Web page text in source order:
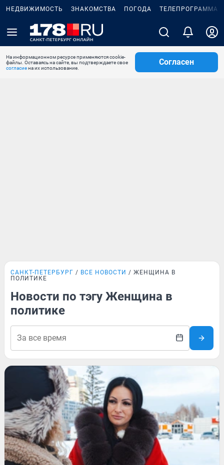
НЕДВИЖИМОСТЬ ЗНАКОМСТВА ПОГОДА ТЕЛЕПРОГРАММА
На информационном ресурсе применяются cookie-
файлы. Оставаясь на сайте, вы подтверждаете свое
согласиена их использование.
Согласен
САНКТ-ПЕТЕРБУРГ ВСЕ НОВОСТИ
ЖЕНЩИНА В
ПОЛИТИКЕ
Новости по тэгу Женщина в
политике